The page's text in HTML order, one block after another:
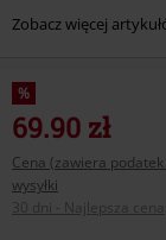
Zobacz więcej
%
69.90 zł
Cena (zawiera
wysyłki
30 dni - Najlepsza cena